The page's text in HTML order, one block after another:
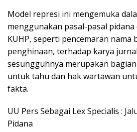
Model represi ini mengemuka
menggunakan pasal-pasal pidana
KUHP, seperti pencemaran nama
penghinaan, terhadap karya
sesungguhnya merupakan
untuk tahu dan hak wartawan
fakta.
UU Pers Sebagai Lex Specialis :
Pidana